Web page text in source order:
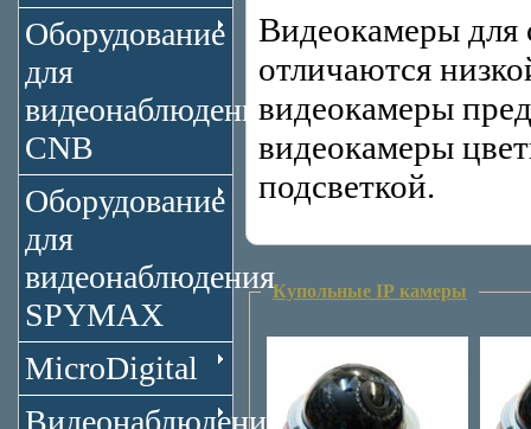
Оборудование
для
видеонаблюдения
CNB
Оборудование
для
видеонаблюдения
SPYMAX
MicroDigital
Видеонаблюдение
Видеокамеры для
отличаются
видеокамеры
видеокамеры
подсветкой.
Купольные IP камеры